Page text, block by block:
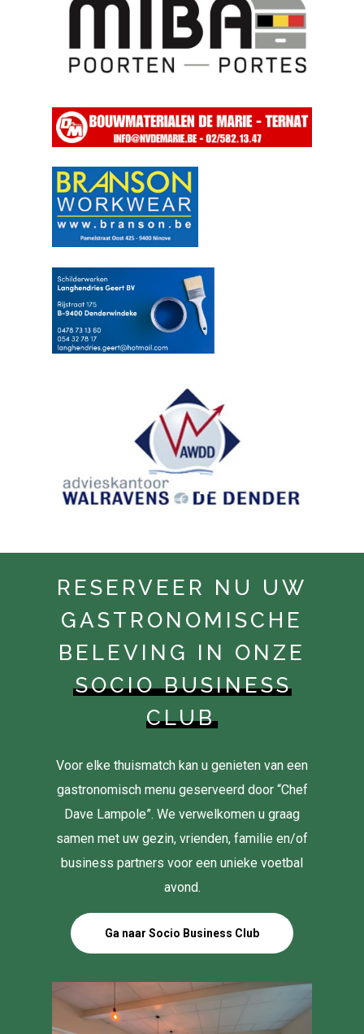
RESERVEER NU UW
GASTRONOMISCHE
BELEVING IN ONZE
SOCIO BUSINESS
CLUB
Voor elke thuismatch kan u genieten van een
gastronomisch menu geserveerd door “Chef
Dave Lampole”. We verwelkomen u graag
samen met uw gezin, vrienden, familie en/of
business partners voor een unieke voetbal
avond.
Ga naar Socio Business Club